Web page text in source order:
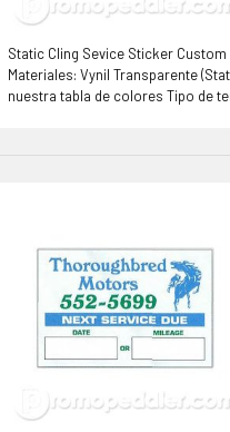
Static Cling Sevice Sticker Custom
Materiales: Vynil Transparente
nuestra tabla de colores Tipo de